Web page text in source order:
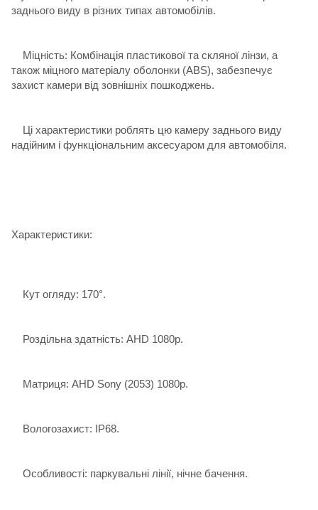
заднього виду в різних типах автомобілів.
Міцність: Комбінація пластикової та скляної лінзи, а
також міцного матеріалу оболонки (ABS), забезпечує
захист камери від зовнішніх пошкоджень.
Ці характеристики роблять цю камеру заднього виду
надійним і функціональним аксесуаром для автомобіля.
Характеристики:
Кут огляду: 170°.
Роздільна здатність: AHD 1080p.
Матриця: AHD Sony (2053) 1080p.
Вологозахист: IP68.
Особливості: паркувальні лінії, нічне бачення.